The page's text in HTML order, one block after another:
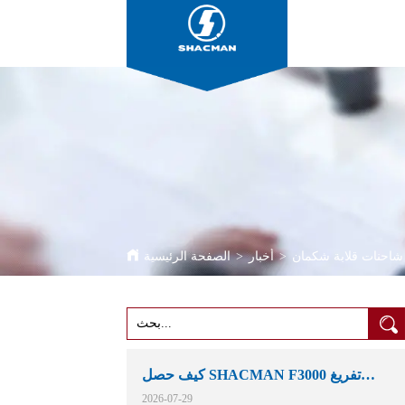
الصفحة الرئيسية > أخبار >
كيف حصل SHACMAN F3000 تفريغ
الشاحنات مكانهم في التعدين الأفريقية
2026-07-29